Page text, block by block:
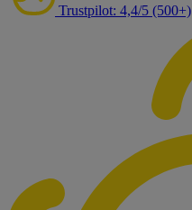
Trustpilot: 4,4/5 (500+)